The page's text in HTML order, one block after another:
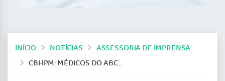
INÍCIO NOTÍCIAS
ASSESSORIA DE IMPRENSA
CBHPM: MÉDICOS DO ABC DEIXAM DE ATENDER PLANOS DE SAÚDE EM 10 DE MAIO